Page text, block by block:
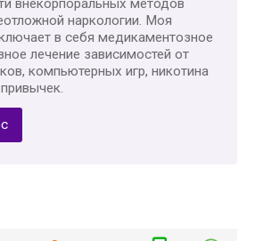
внекорпоральных методов
наркологии. Моя
в себя медикаментозное
лечение зависимостей от
компьютерных игр, никотина